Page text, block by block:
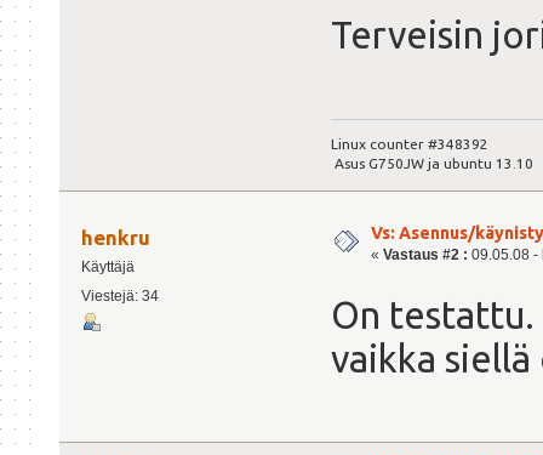
Terveisin
Linux counter #348392
Asus G750JW ja ubuntu 13.10
henkru
Käyttäjä
Viestejä: 34
Vs: Asennus/
« Vastaus #2 : 09.05.08 -
On
vaikka